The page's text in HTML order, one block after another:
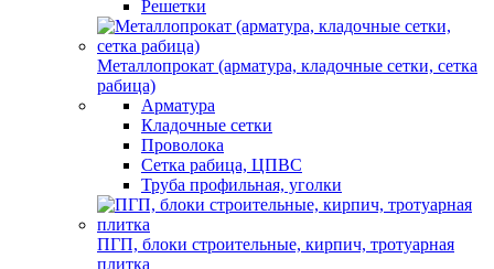
Решетки
Металлопрокат (арматура, кладочные сетки, сетка
рабица)
Арматура
Кладочные сетки
Проволока
Сетка рабица, ЦПВС
Труба профильная, уголки
ПГП, блоки строительные, кирпич, тротуарная
плитка